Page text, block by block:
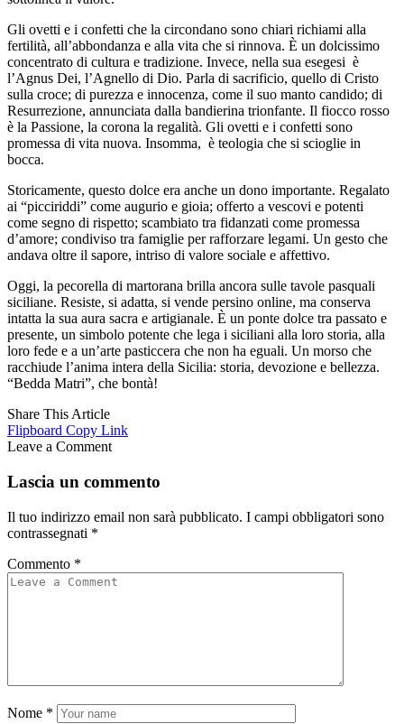
Gli ovetti e i confetti che la circondano sono chiari richiami alla
fertilità, all’abbondanza e alla vita che si rinnova. È un dolcissimo
concentrato di cultura e tradizione. Invece, nella sua esegesi è
l’Agnus Dei, l’Agnello di Dio. Parla di sacrificio, quello di Cristo
sulla croce; di purezza e innocenza, come il suo manto candido; di
Resurrezione, annunciata dalla bandierina trionfante. Il fiocco rosso
è la Passione, la corona la regalità. Gli ovetti e i confetti sono
promessa di vita nuova. Insomma, è teologia che si scioglie in
bocca.
Storicamente, questo dolce era anche un dono importante. Regalato
ai “picciriddi” come augurio e gioia; offerto a vescovi e potenti
come segno di rispetto; scambiato tra fidanzati come promessa
d’amore; condiviso tra famiglie per rafforzare legami. Un gesto che
andava oltre il sapore, intriso di valore sociale e affettivo.
Oggi, la pecorella di martorana brilla ancora sulle tavole pasquali
siciliane. Resiste, si adatta, si vende persino online, ma conserva
intatta la sua aura sacra e artigianale. È un ponte dolce tra passato e
presente, un simbolo potente che lega i siciliani alla loro storia, alla
loro fede e a un’arte pasticcera che non ha eguali. Un morso che
racchiude l’anima intera della Sicilia: storia, devozione e bellezza.
“Bedda Matri”, che bontà!
Share This Article
Flipboard Copy Link
Leave a Comment
Lascia un commento
Il tuo indirizzo email non sarà pubblicato. I campi obbligatori sono
contrassegnati *
Commento *
Nome *